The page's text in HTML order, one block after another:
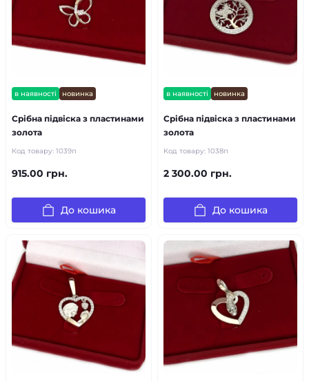
в наявності новинка
Срібна підвіска з пластинами
золота
Код товару: 1039п
915.00 грн.
До кошика
в наявності новинка
Срібна підвіска з пластинами
золота
Код товару: 1038п
2 300.00 грн.
До кошика